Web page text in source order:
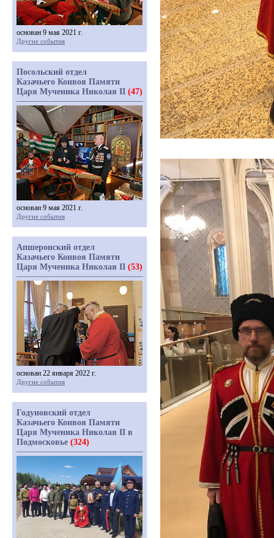
основан 9 мая 2021 г.
Другие события
Посольский отдел
Казачьего Конвоя Памяти
Царя Мученика Николая II (47)
основан 9 мая 2021 г.
Другие события
Апшеронский отдел
Казачьего Конвоя Памяти
Царя Мученика Николая II (53)
основан 22 января 2022 г.
Другие события
Годуновский отдел
Казачьего Конвоя Памяти
Царя Мученика Николая II в
Подмосковье (324)